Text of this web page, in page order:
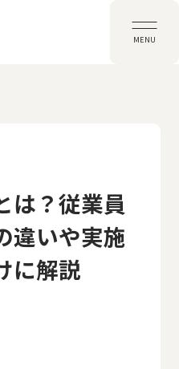
MENU
は？従業員
違いや実施
に解説